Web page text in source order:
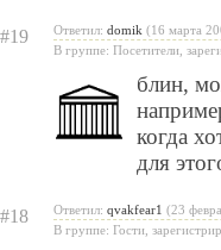
#19 Ответил: domik (16 марта
В группе: Посетители,
блин,
когда
для
#18 Ответил: qvakfear1 (23
В группе: Гости,